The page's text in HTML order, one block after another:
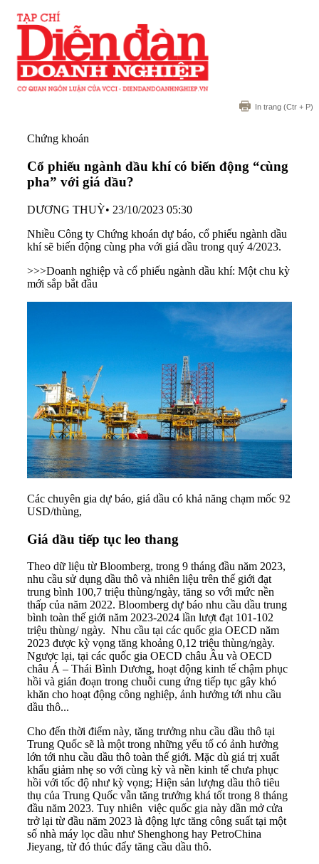
In trang (Ctr + P)
Chứng khoán
Cổ phiếu ngành dầu khí có biến động “cùng
pha” với giá dầu?
DƯƠNG THUỲ• 23/10/2023 05:30
Nhiều Công ty Chứng khoán dự báo, cổ phiếu ngành dầu
khí sẽ biến động cùng pha với giá dầu trong quý 4/2023.
>>>Doanh nghiệp và cổ phiếu ngành dầu khí: Một chu kỳ
mới sắp bắt đầu
Các chuyên gia dự báo, giá dầu có khả năng chạm mốc 92
USD/thùng,
Giá dầu tiếp tục leo thang
Theo dữ liệu từ Bloomberg, trong 9 tháng đầu năm 2023,
nhu cầu sử dụng dầu thô và nhiên liệu trên thế giới đạt
trung bình 100,7 triệu thùng/ngày, tăng so với mức nền
thấp của năm 2022. Bloomberg dự báo nhu cầu dầu trung
bình toàn thế giới năm 2023-2024 lần lượt đạt 101-102
triệu thùng/ ngày. Nhu cầu tại các quốc gia OECD năm
2023 được kỳ vọng tăng khoảng 0,12 triệu thùng/ngày.
Ngược lại, tại các quốc gia OECD châu Âu và OECD
châu Á – Thái Bình Dương, hoạt động kinh tế chậm phục
hồi và gián đoạn trong chuỗi cung ứng tiếp tục gây khó
khăn cho hoạt động công nghiệp, ảnh hưởng tới nhu cầu
dầu thô...
Cho đến thời điểm này, tăng trưởng nhu cầu dầu thô tại
Trung Quốc sẽ là một trong những yếu tố có ảnh hưởng
lớn tới nhu cầu dầu thô toàn thế giới. Mặc dù giá trị xuất
khẩu giảm nhẹ so với cùng kỳ và nền kinh tế chưa phục
hồi với tốc độ như kỳ vọng; Hiện sản lượng dầu thô tiêu
thụ của Trung Quốc vẫn tăng trưởng khá tốt trong 8 tháng
đầu năm 2023. Tuy nhiên việc quốc gia này dần mở cửa
trở lại từ đầu năm 2023 là động lực tăng công suất tại một
số nhà máy lọc dầu như Shenghong hay PetroChina
Jieyang, từ đó thúc đẩy tăng cầu dầu thô.